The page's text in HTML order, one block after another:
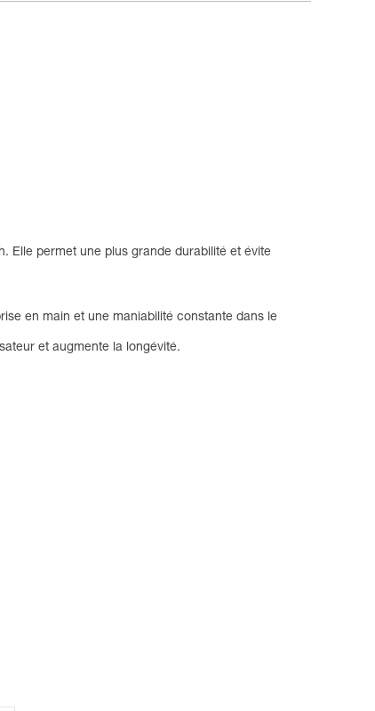
Elle permet une plus grande durabilité et évite
en main et une maniabilité constante dans le
et augmente la longévité.